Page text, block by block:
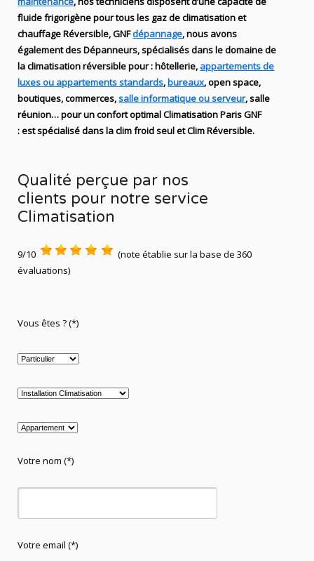
fluidefrigorigène pour tous les gaz de climatisation et
chauffage Réversible, GNFdépannage, nous avons
également des Dépanneurs,spécialisés dans le domaine de
laclimatisation réversiblepour : hôtellerie, appartements de
luxes ou appartements standards,bureaux, open space,
boutiques, commerces,salle informatique ou serveur, salle
réunion… pour un confort optimalClimatisationParisGNF
:estspécialisédans la climfroid seul et Clim Réversible.
Qualité perçue par nos
clients pour notre service
Climatisation
9/10
(note établie sur la base de 360
évaluations)
Vous êtes ? (*)
Votre nom (*)
Votre email (*)